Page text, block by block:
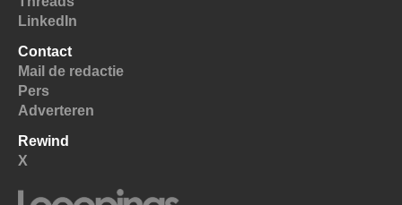
LinkedIn
Contact
Mail de redactie
Pers
Adverteren
Rewind
X